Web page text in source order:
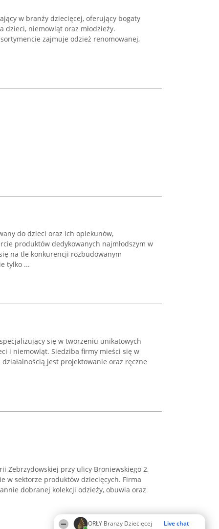
ORŁY Branży Dziecięcej Live chat
w branży dziecięcej, oferujący bogaty
dzieci, niemowląt oraz młodzieży.
zajmuje odzież renomowanej,
do dzieci oraz ich opiekunów,
produktów dedykowanych najmłodszym w
na tle konkurencji rozbudowanym
tylko ...
się w tworzeniu unikatowych
i niemowląt. Siedziba firmy mieści się w
jest projektowanie oraz ręczne
Zebrzydowskiej przy ulicy Broniewskiego 2,
w sektorze produktów dziecięcych. Firma
dobranej kolekcji odzieży, obuwia oraz